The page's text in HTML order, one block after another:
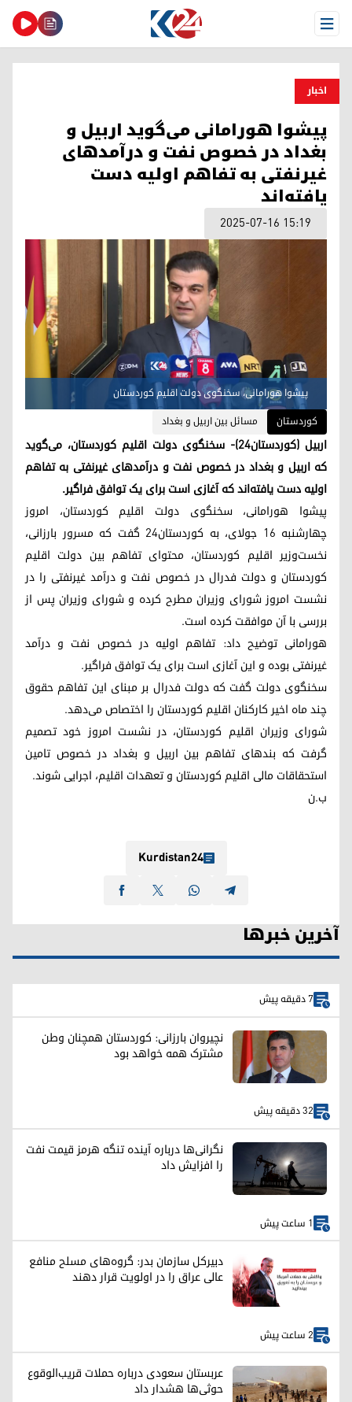
Open Menu
اخبار
پیشوا هورامانی می‌گوید اربیل و
بغداد در خصوص نفت و درآمدهای
غیرنفتی به تفاهم اولیه دست
یافته‌اند
2025-07-16 15:19
پیشوا هورامانی، سخنگوی دولت اقلیم کوردستان
کوردستان
مسائل بین اربیل و بغداد
اربیل (کوردستان٢٤)- سخنگوی دولت اقلیم کوردستان، می‌گوید
که اربیل و بغداد در خصوص نفت و درآمدهای غیرنفتی به تفاهم
اولیه دست یافته‌اند که آغازی است برای یک توافق فراگیر.
پیشوا هورامانی، سخنگوی دولت اقلیم کوردستان، امروز
چهارشنبه ۱۶ جولای، به کوردستان۲۴ گفت که مسرور بارزانی،
نخست‌وزیر اقلیم کوردستان، محتوای تفاهم بین‌ دولت اقلیم
کوردستان و دولت فدرال در خصوص نفت و درآمد غیرنفتی را در
نشست امروز شورای وزیران مطرح کرده و شورای وزیران پس از
بررسی با آن موافقت کرده است.
هورامانی توضیح داد: تفاهم اولیه در خصوص نفت و درآمد
غیرنفتی بوده و این آغازی است برای یک توافق فراگیر.
سخنگوی دولت گفت که دولت فدرال بر مبنای این تفاهم حقوق
چند ماه اخیر کارکنان اقلیم کوردستان را اختصاص می‌دهد.
شورای وزیران اقلیم کوردستان، در نشست امروز خود تصمیم
گرفت که بندهای تفاهم‌ بین اربیل و بغداد در خصوص تامین
استحقاقات مالی اقلیم کوردستان و تعهدات اقلیم، اجرایی شوند.
ب.ن
Kurdistan24
آخرین خبرها
7 دقیقه پیش
نچیروان بارزانی: کوردستان همچنان وطن
مشترک همه خواهد بود
32 دقیقه پیش
نگرانی‌ها درباره آینده تنگه هرمز قیمت نفت
را افزایش داد
1 ساعت پیش
دبیرکل سازمان بدر: گروه‌های مسلح منافع
عالی عراق را در اولویت قرار دهند
2 ساعت پیش
عربستان سعودی درباره حملات قریب‌الوقوع
حوثی‌ها هشدار داد